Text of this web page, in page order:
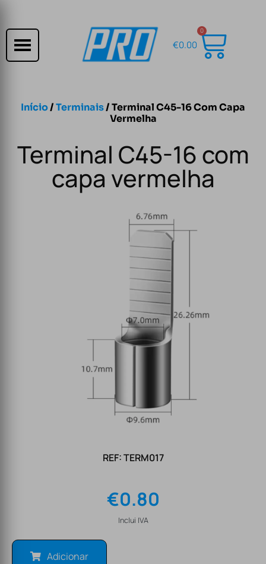
€0.00
0
Início/Terminais/ Terminal C45-16 Com Capa
Vermelha
Terminal C45-16 com
capa vermelha
REF: TERM017
€0.80
Inclui IVA
Adicionar